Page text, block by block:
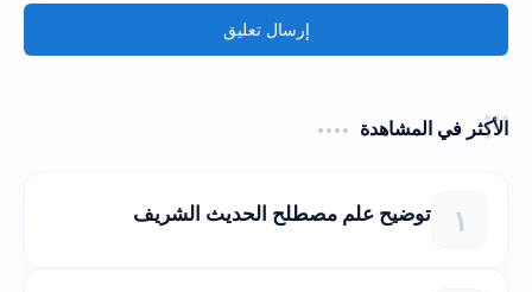
إرسال تعليق
الأكثر في المشاهدة
توضيح علم مصطلح الحديث الشريف